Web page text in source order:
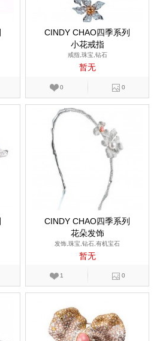
CINDY CHAO四季系列
小花戒指
戒指,珠宝,钻石
暂无
0 0
CINDY CHAO四季系列
花朵发饰
发饰,珠宝,钻石,有机宝石
暂无
1 0